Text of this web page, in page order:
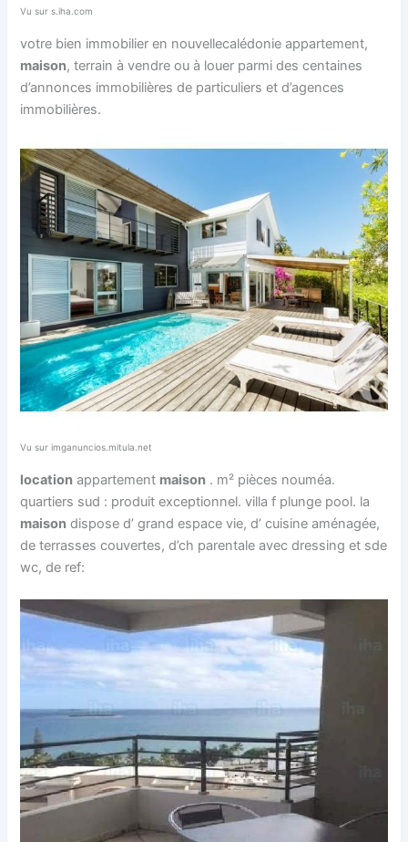
Vu sur s.iha.com
votre bien immobilier en nouvellecalédonie appartement,
maison, terrain à vendre ou à louer parmi des centaines
d’annonces immobilières de particuliers et d’agences
immobilières.
Vu sur imganuncios.mitula.net
location appartement maison . m² pièces nouméa.
quartiers sud : produit exceptionnel. villa f plunge pool. la
maison dispose d’ grand espace vie, d’ cuisine aménagée,
de terrasses couvertes, d’ch parentale avec dressing et sde
wc, de ref: